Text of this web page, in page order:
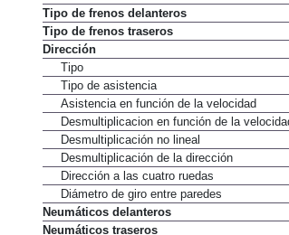
Barra estabilizadora trasera
Tipo de frenos delanteros
Tipo de frenos traseros
Dirección
Tipo
Tipo de asistencia
Asistencia en función de la velocidad
Desmultiplicacion en función de la velocidad
Desmultiplicación no lineal
Desmultiplicación de la dirección
Dirección a las cuatro ruedas
Diámetro de giro entre paredes
Neumáticos delanteros